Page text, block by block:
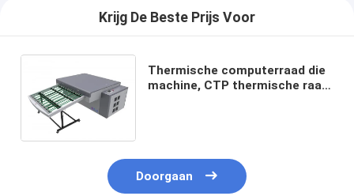
Krijg De Beste Prijs Voor
Thermische computerraad die
machine, CTP thermische raad
Doorgaan